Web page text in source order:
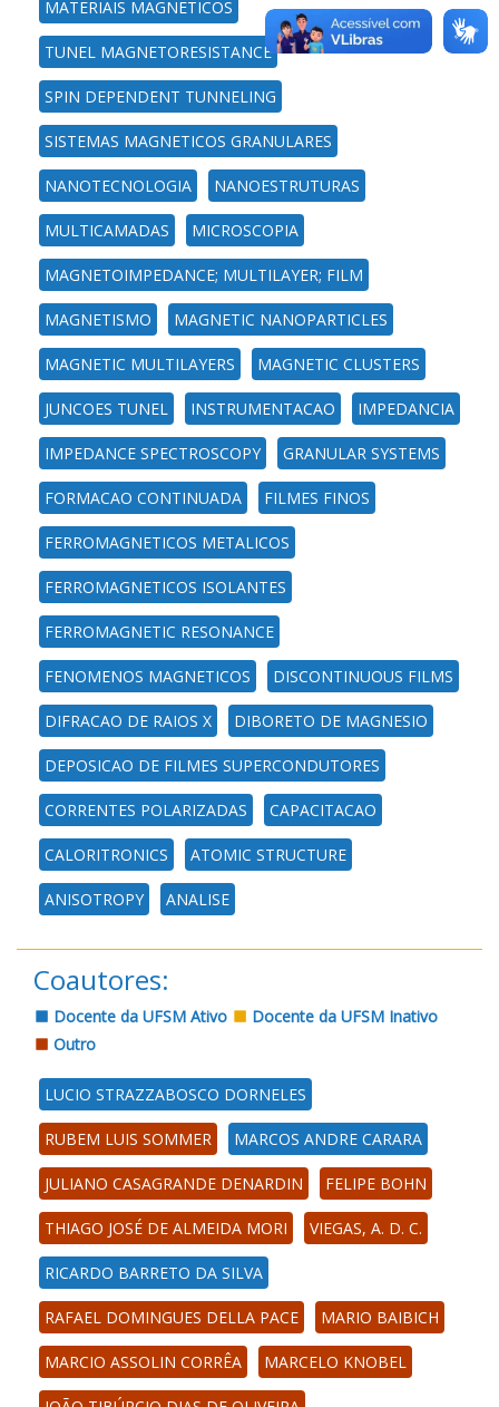
MATERIAIS MAGNETICOS
TUNEL MAGNETORESISTANCE
SPIN DEPENDENT TUNNELING
SISTEMAS MAGNETICOS GRANULARES
NANOTECNOLOGIA NANOESTRUTURAS
MULTICAMADAS MICROSCOPIA
MAGNETOIMPEDANCE; MULTILAYER; FILM
MAGNETISMO MAGNETIC NANOPARTICLES
MAGNETIC MULTILAYERS MAGNETIC CLUSTERS
JUNCOES TUNEL INSTRUMENTACAO IMPEDANCIA
IMPEDANCE SPECTROSCOPY GRANULAR SYSTEMS
FORMACAO CONTINUADA FILMES FINOS
FERROMAGNETICOS METALICOS
FERROMAGNETICOS ISOLANTES
FERROMAGNETIC RESONANCE
FENOMENOS MAGNETICOS DISCONTINUOUS FILMS
DIFRACAO DE RAIOS X DIBORETO DE MAGNESIO
DEPOSICAO DE FILMES SUPERCONDUTORES
CORRENTES POLARIZADAS CAPACITACAO
CALORITRONICS ATOMIC STRUCTURE
ANISOTROPY ANALISE
Coautores:
Docente da UFSM Ativo
Docente da UFSM Inativo
Outro
LUCIO STRAZZABOSCO DORNELES
RUBEM LUIS SOMMER MARCOS ANDRE CARARA
JULIANO CASAGRANDE DENARDIN FELIPE BOHN
THIAGO JOSÉ DE ALMEIDA MORI VIEGAS, A. D. C.
RICARDO BARRETO DA SILVA
RAFAEL DOMINGUES DELLA PACE MARIO BAIBICH
MARCIO ASSOLIN CORRÊA MARCELO KNOBEL